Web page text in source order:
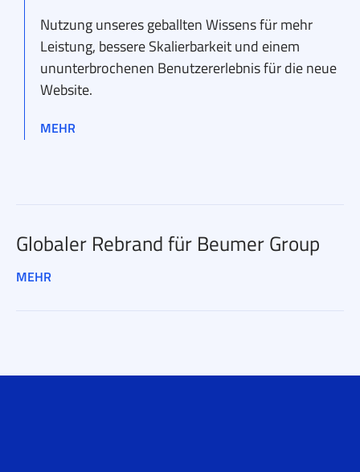
Nutzung unseres geballten Wissens für mehr
Leistung, bessere Skalierbarkeit und einem
ununterbrochenen Benutzererlebnis für die neue
Website.
MEHR
Globaler Rebrand für Beumer Group
MEHR